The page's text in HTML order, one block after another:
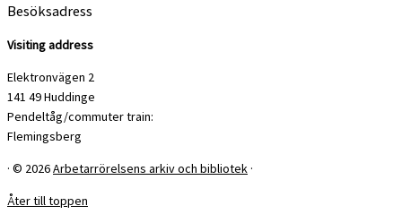
Besöksadress
Visiting address
Elektronvägen 2
141 49 Huddinge
Pendeltåg/commuter train:
Flemingsberg
· © 2026Arbetarrörelsens arkiv och bibliotek ·
Åter till toppen